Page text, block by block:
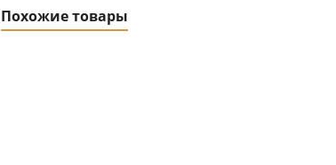
Похожие товары